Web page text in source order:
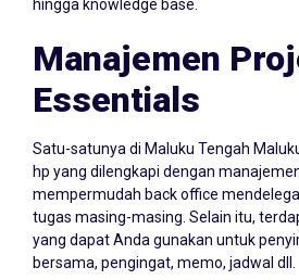
Manajemen
Essentials
hp yang dilengkapi dengan
mempermudah back office
tugas masing-masing. Selain itu,
yang dapat Anda gunakan untuk
bersama, pengingat, memo, jadwal dll.